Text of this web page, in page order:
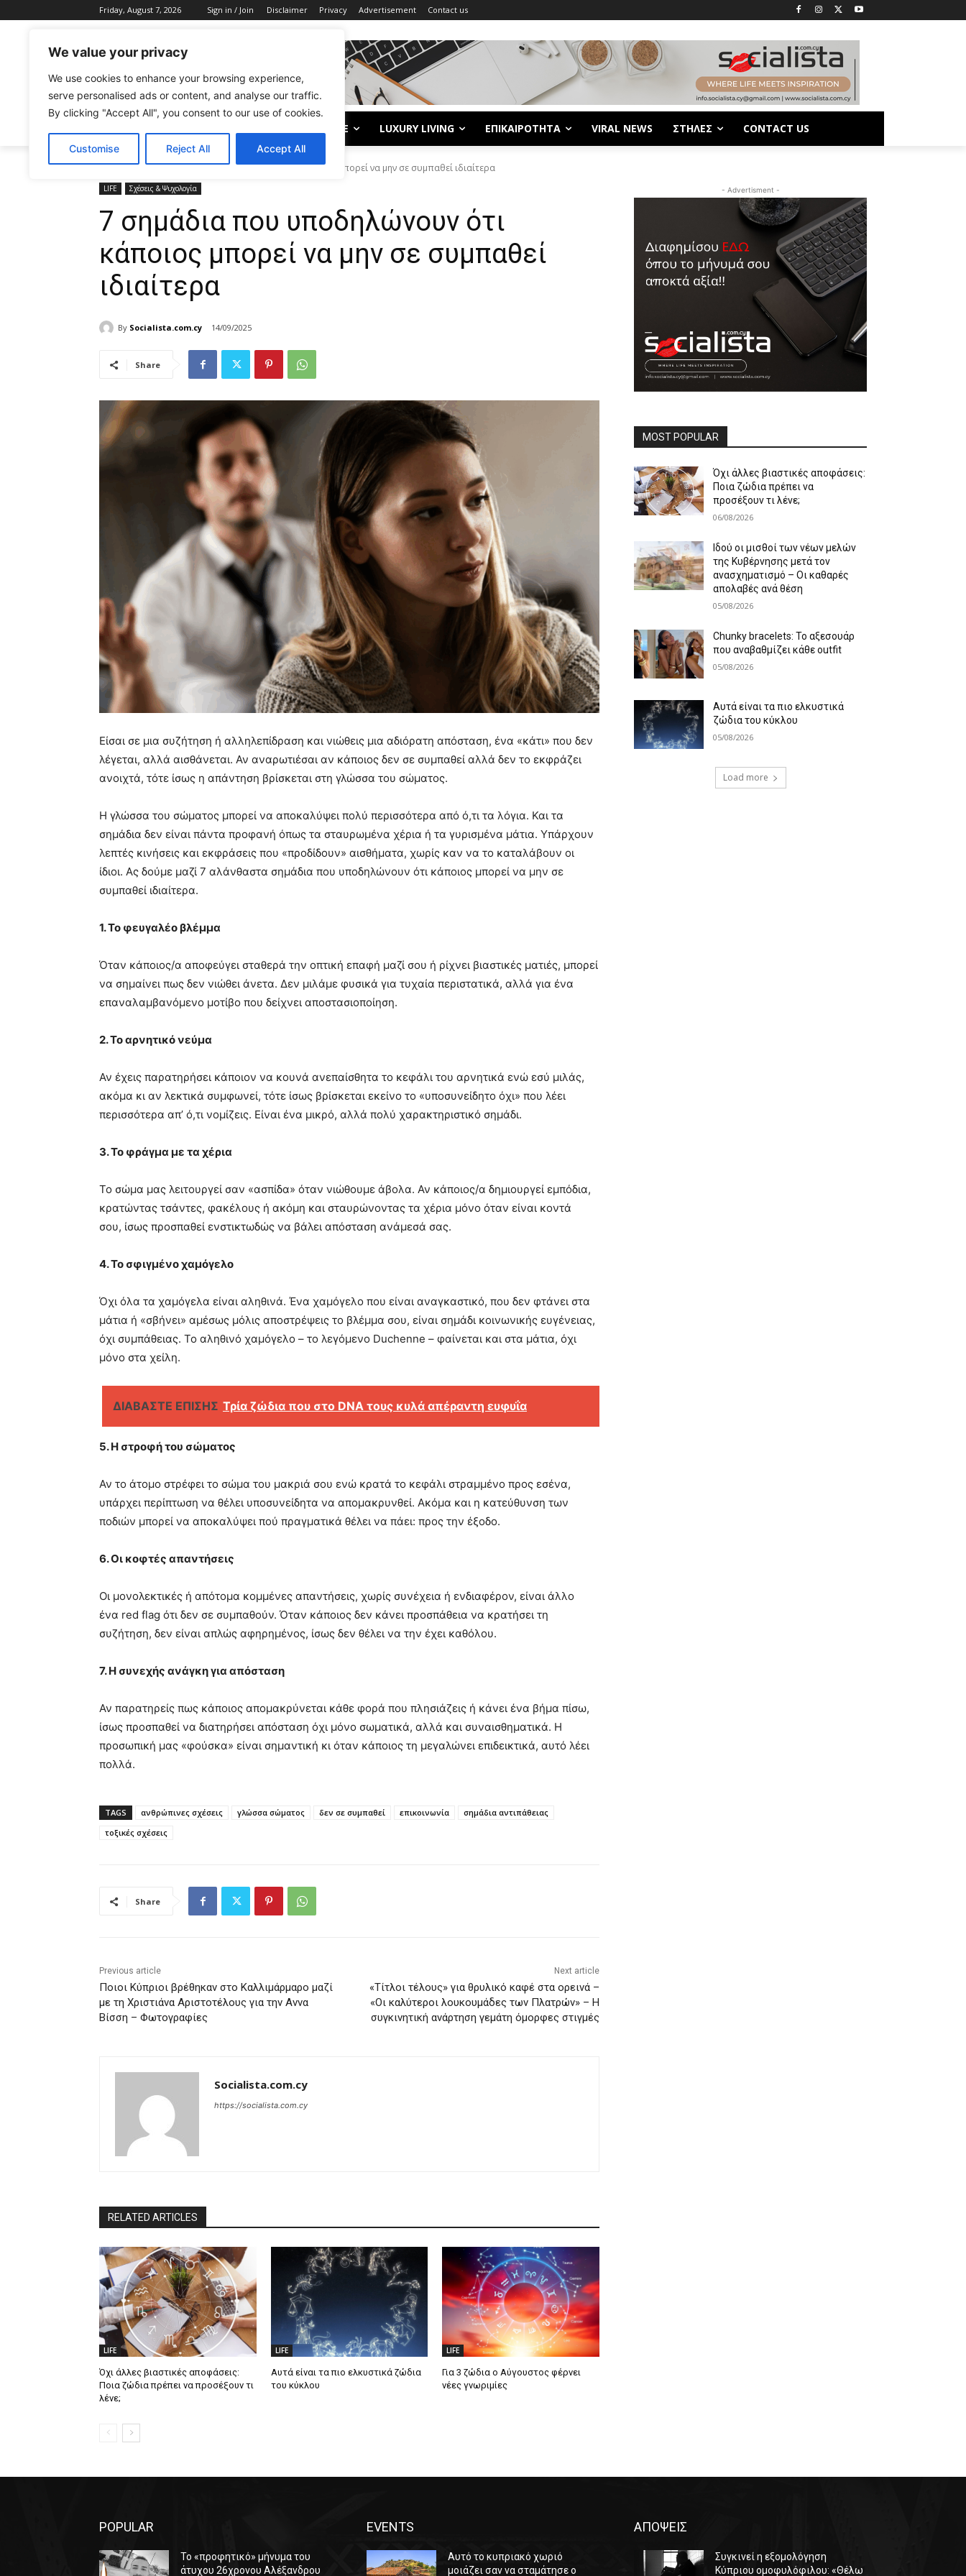
We value your privacy
We use cookies to enhance your browsing experience,
serve personalised ads or content, and analyse our traffic.
By clicking "Accept All", you consent to our use of cookies.
Customise Reject All Accept All
Friday, August 7, 2026 Sign in / Join Disclaimer Privacy Advertisement Contact us
LIFE LUXURY LIVING ΕΠΙΚΑΙΡΟΤΗΤΑ VIRAL NEWS ΣΤΗΛΕΣ CONTACT US
Home LIFE 7 σημάδια που υποδηλώνουν ότι κάποιος μπορεί να μην σε συμπαθεί ιδιαίτερα
LIFE Σχέσεις & Ψυχολογία
7 σημάδια που υποδηλώνουν ότι
κάποιος μπορεί να μην σε συμπαθεί
ιδιαίτερα
By Socialista.com.cy 14/09/2025
Share
Είσαι σε μια συζήτηση ή αλληλεπίδραση και νιώθεις μια αδιόρατη απόσταση, ένα «κάτι» που δεν
λέγεται, αλλά αισθάνεται. Αν αναρωτιέσαι αν κάποιος δεν σε συμπαθεί αλλά δεν το εκφράζει
ανοιχτά, τότε ίσως η απάντηση βρίσκεται στη γλώσσα του σώματος.
Η γλώσσα του σώματος μπορεί να αποκαλύψει πολύ περισσότερα από ό,τι τα λόγια. Και τα
σημάδια δεν είναι πάντα προφανή όπως τα σταυρωμένα χέρια ή τα γυρισμένα μάτια. Υπάρχουν
λεπτές κινήσεις και εκφράσεις που «προδίδουν» αισθήματα, χωρίς καν να το καταλάβουν οι
ίδιοι. Ας δούμε μαζί 7 αλάνθαστα σημάδια που υποδηλώνουν ότι κάποιος μπορεί να μην σε
συμπαθεί ιδιαίτερα.
1. Το φευγαλέο βλέμμα
Όταν κάποιος/α αποφεύγει σταθερά την οπτική επαφή μαζί σου ή ρίχνει βιαστικές ματιές, μπορεί
να σημαίνει πως δεν νιώθει άνετα. Δεν μιλάμε φυσικά για τυχαία περιστατικά, αλλά για ένα
επαναλαμβανόμενο μοτίβο που δείχνει αποστασιοποίηση.
2. Το αρνητικό νεύμα
Αν έχεις παρατηρήσει κάποιον να κουνά ανεπαίσθητα το κεφάλι του αρνητικά ενώ εσύ μιλάς,
ακόμα κι αν λεκτικά συμφωνεί, τότε ίσως βρίσκεται εκείνο το «υποσυνείδητο όχι» που λέει
περισσότερα απ’ ό,τι νομίζεις. Είναι ένα μικρό, αλλά πολύ χαρακτηριστικό σημάδι.
3. Το φράγμα με τα χέρια
Το σώμα μας λειτουργεί σαν «ασπίδα» όταν νιώθουμε άβολα. Αν κάποιος/α δημιουργεί εμπόδια,
κρατώντας τσάντες, φακέλους ή ακόμη και σταυρώνοντας τα χέρια μόνο όταν είναι κοντά
σου, ίσως προσπαθεί ενστικτωδώς να βάλει απόσταση ανάμεσά σας.
4. Το σφιγμένο χαμόγελο
Όχι όλα τα χαμόγελα είναι αληθινά. Ένα χαμόγελο που είναι αναγκαστικό, που δεν φτάνει στα
μάτια ή «σβήνει» αμέσως μόλις αποστρέψεις το βλέμμα σου, είναι σημάδι κοινωνικής ευγένειας,
όχι συμπάθειας. Το αληθινό χαμόγελο – το λεγόμενο Duchenne – φαίνεται και στα μάτια, όχι
μόνο στα χείλη.
ΔΙΑΒΑΣΤΕ ΕΠΙΣΗΣ Τρία ζώδια που στο DNA τους κυλά απέραντη ευφυΐα
5. Η στροφή του σώματος
Αν το άτομο στρέφει το σώμα του μακριά σου ενώ κρατά το κεφάλι στραμμένο προς εσένα,
υπάρχει περίπτωση να θέλει υποσυνείδητα να απομακρυνθεί. Ακόμα και η κατεύθυνση των
ποδιών μπορεί να αποκαλύψει πού πραγματικά θέλει να πάει: προς την έξοδο.
6. Οι κοφτές απαντήσεις
Οι μονολεκτικές ή απότομα κομμένες απαντήσεις, χωρίς συνέχεια ή ενδιαφέρον, είναι άλλο
ένα red flag ότι δεν σε συμπαθούν. Όταν κάποιος δεν κάνει προσπάθεια να κρατήσει τη
συζήτηση, δεν είναι απλώς αφηρημένος, ίσως δεν θέλει να την έχει καθόλου.
7. Η συνεχής ανάγκη για απόσταση
Αν παρατηρείς πως κάποιος απομακρύνεται κάθε φορά που πλησιάζεις ή κάνει ένα βήμα πίσω,
ίσως προσπαθεί να διατηρήσει απόσταση όχι μόνο σωματικά, αλλά και συναισθηματικά. Η
προσωπική μας «φούσκα» είναι σημαντική κι όταν κάποιος τη μεγαλώνει επιδεικτικά, αυτό λέει
πολλά.
TAGS ανθρώπινες σχέσεις γλώσσα σώματος δεν σε συμπαθεί επικοινωνία
σημάδια αντιπάθειας
τοξικές σχέσεις
Share
Previous article
Ποιοι Κύπριοι βρέθηκαν στο Καλλιμάρμαρο μαζί
με τη Χριστιάνα Αριστοτέλους για την Αννα
Βίσση – Φωτογραφίες
Next article
«Τίτλοι τέλους» για θρυλικό καφέ στα ορεινά –
«Οι καλύτεροι λουκουμάδες των Πλατρών» – Η
συγκινητική ανάρτηση γεμάτη όμορφες στιγμές
Socialista.com.cy
https://socialista.com.cy
RELATED ARTICLES
LIFE
Όχι άλλες βιαστικές αποφάσεις:
Ποια ζώδια πρέπει να προσέξουν τι
λένε;
LIFE
Αυτά είναι τα πιο ελκυστικά ζώδια
του κύκλου
LIFE
Για 3 ζώδια ο Αύγουστος φέρνει
νέες γνωριμίες
- Advertisment -
MOST POPULAR
Όχι άλλες βιαστικές αποφάσεις:
Ποια ζώδια πρέπει να
προσέξουν τι λένε;
06/08/2026
Ιδού οι μισθοί των νέων μελών
της Κυβέρνησης μετά τον
ανασχηματισμό – Οι καθαρές
απολαβές ανά θέση
05/08/2026
Chunky bracelets: Το αξεσουάρ
που αναβαθμίζει κάθε outfit
05/08/2026
Αυτά είναι τα πιο ελκυστικά
ζώδια του κύκλου
05/08/2026
Load more
POPULAR
Το «προφητικό» μήνυμα του
άτυχου 26χρονου Αλέξανδρου
EVENTS
Αυτό το κυπριακό χωριό
μοιάζει σαν να σταμάτησε ο
ΑΠΟΨΕΙΣ
Συγκινεί η εξομολόγηση
Κύπριου ομοφυλόφιλου: «Θέλω